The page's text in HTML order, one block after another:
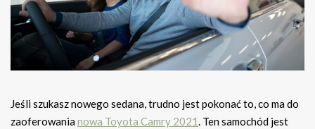
Jeśli szukasz nowego sedana, trudno jest pokonać to, co ma do
zaoferowanianowa Toyota Camry 2021. Ten samochód jest